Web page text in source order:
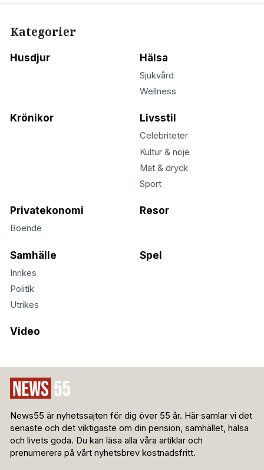
Kategorier
Husdjur Hälsa
Sjukvård
Wellness
Krönikor Livsstil
Celebriteter
Kultur & nöje
Mat & dryck
Sport
Privatekonomi
Boende
Resor
Samhälle
Inrikes
Politik
Utrikes
Spel
Video
News55 är nyhetssajten för dig över 55 år. Här samlar vi det
senaste och det viktigaste om din pension, samhället, hälsa
och livets goda. Du kan läsa alla våra artiklar och
prenumerera på vårt nyhetsbrev kostnadsfritt.